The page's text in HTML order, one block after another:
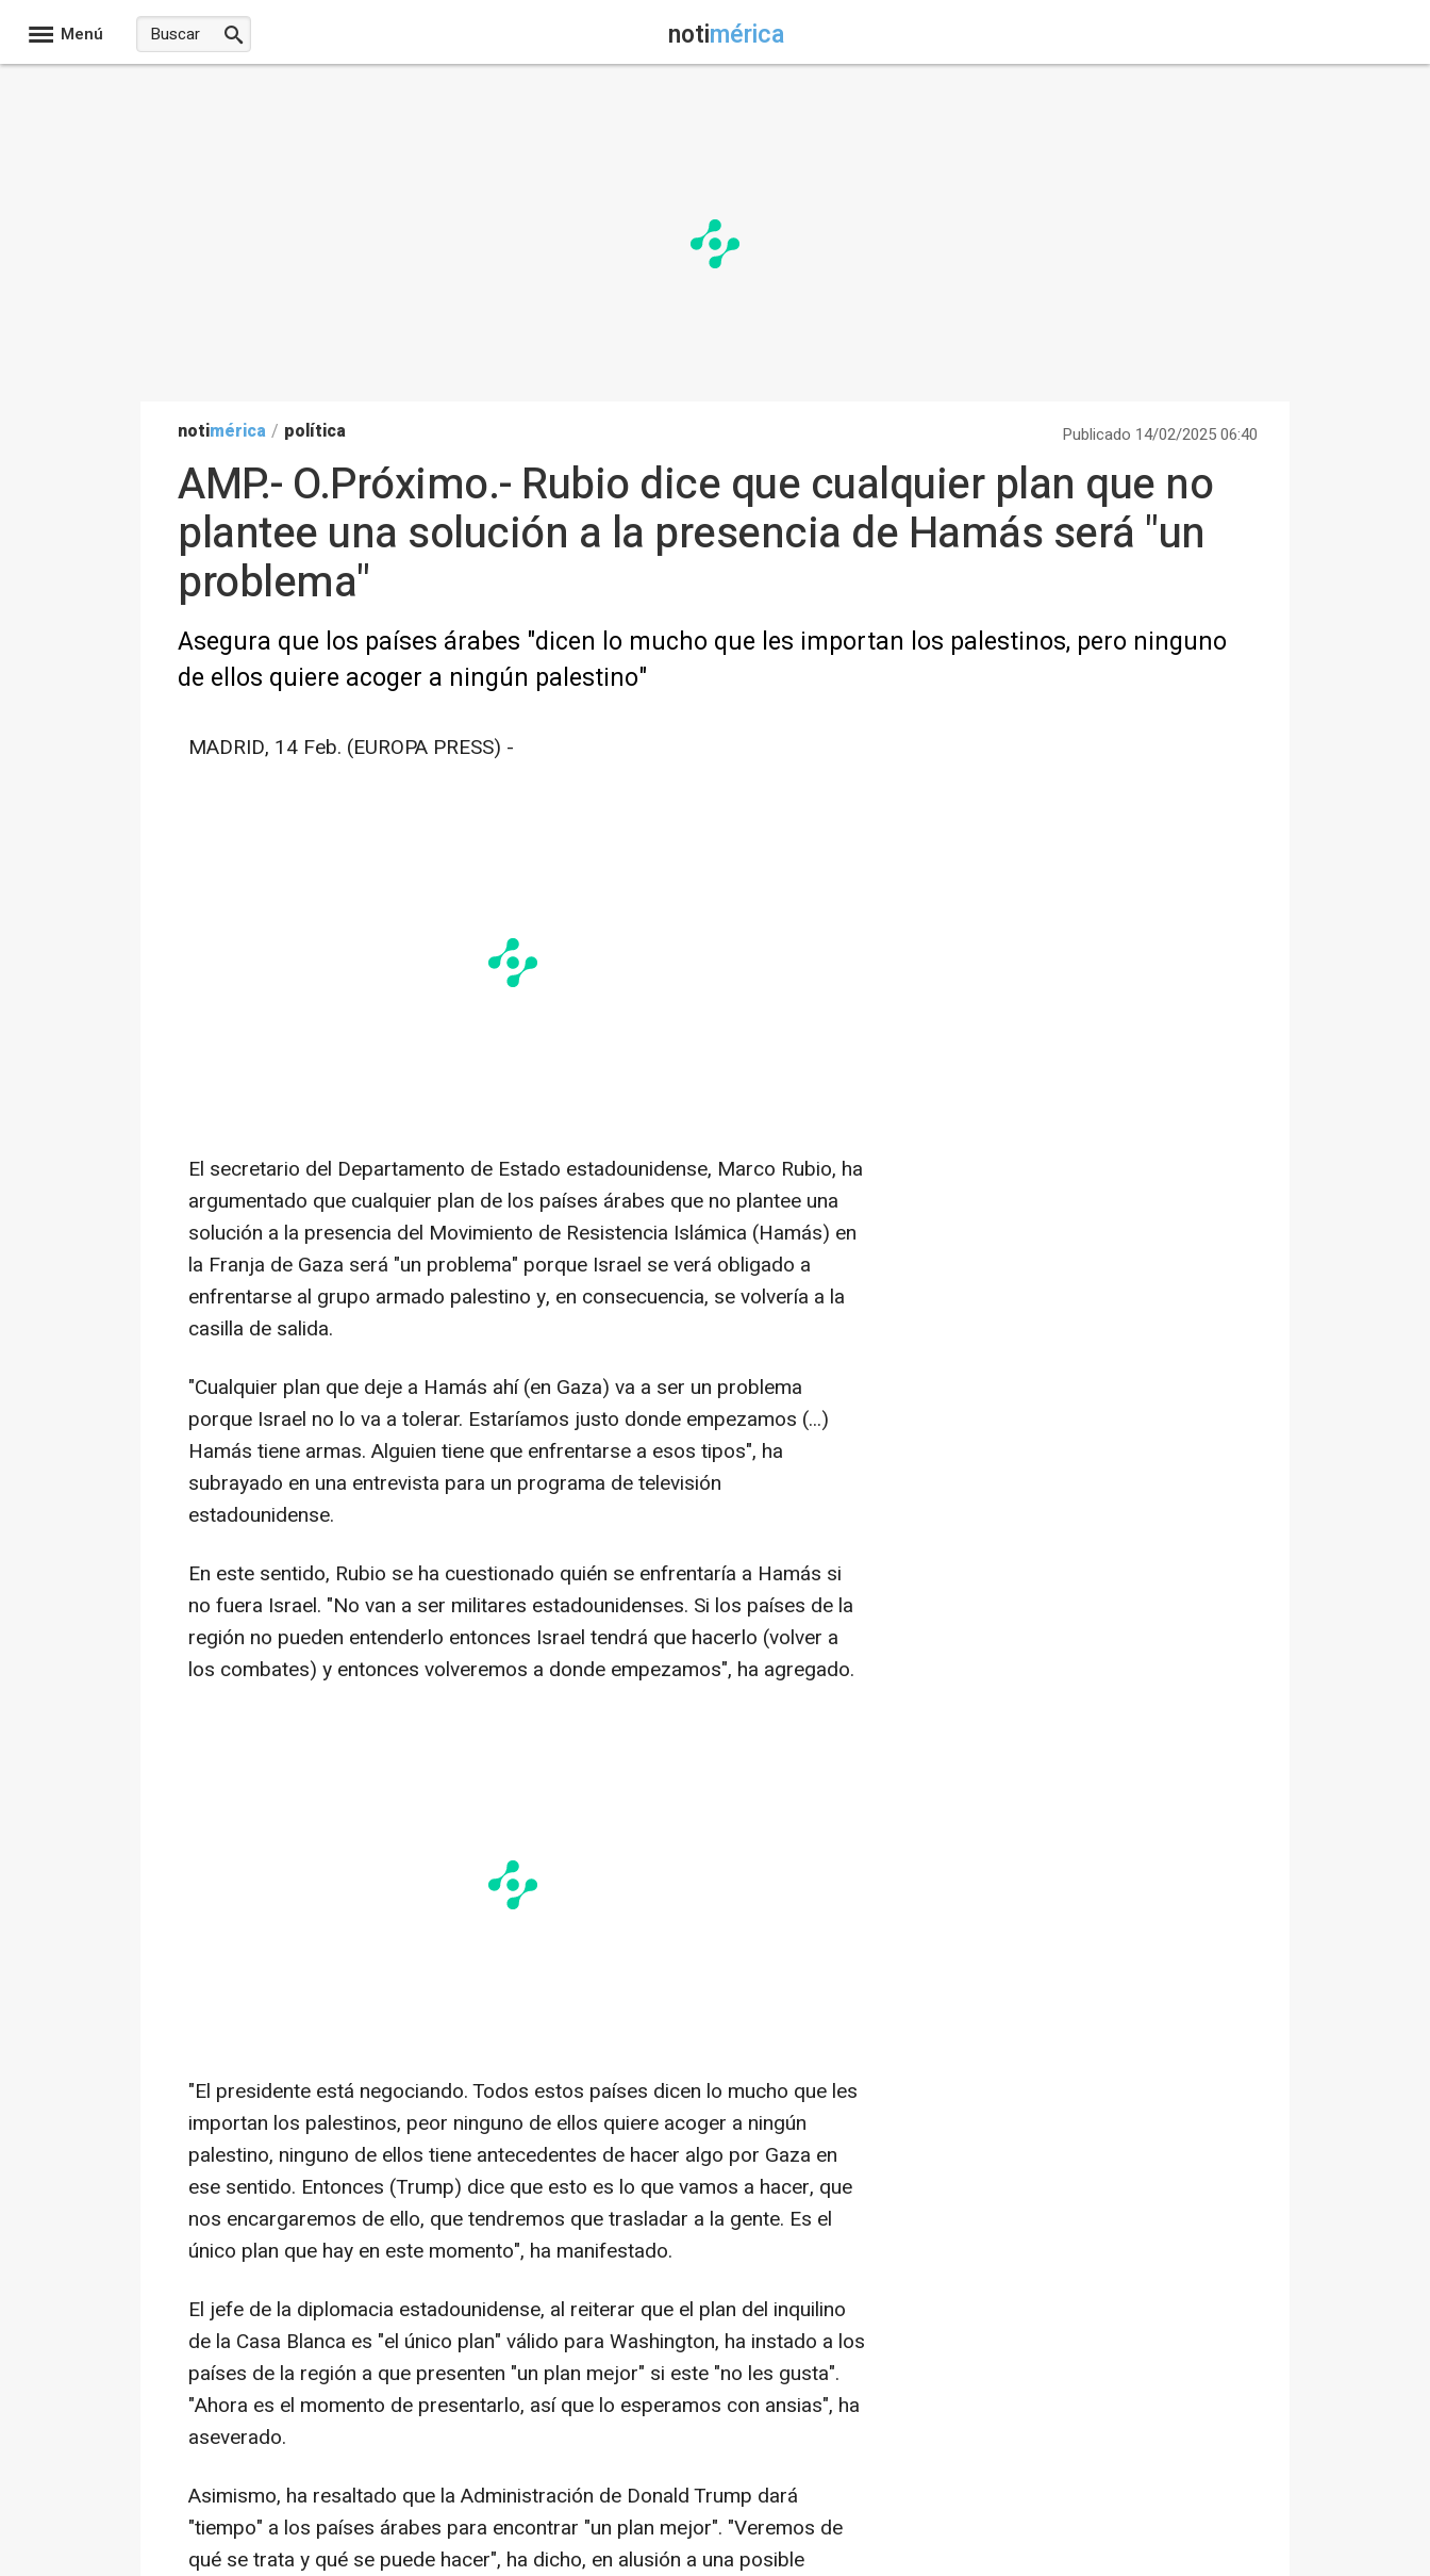
Menú notimérica
notimérica / política Publicado 14/02/2025 06:40
AMP.- O.Próximo.- Rubio dice que cualquier plan que no
plantee una solución a la presencia de Hamás será "un
problema"
Asegura que los países árabes "dicen lo mucho que les importan los palestinos, pero ninguno
de ellos quiere acoger a ningún palestino"
MADRID, 14 Feb. (EUROPA PRESS) -
El secretario del Departamento de Estado estadounidense, Marco Rubio, ha
argumentado que cualquier plan de los países árabes que no plantee una
solución a la presencia del Movimiento de Resistencia Islámica (Hamás) en
la Franja de Gaza será "un problema" porque Israel se verá obligado a
enfrentarse al grupo armado palestino y, en consecuencia, se volvería a la
casilla de salida.
"Cualquier plan que deje a Hamás ahí (en Gaza) va a ser un problema
porque Israel no lo va a tolerar. Estaríamos justo donde empezamos (...)
Hamás tiene armas. Alguien tiene que enfrentarse a esos tipos", ha
subrayado en una entrevista para un programa de televisión
estadounidense.
En este sentido, Rubio se ha cuestionado quién se enfrentaría a Hamás si
no fuera Israel. "No van a ser militares estadounidenses. Si los países de la
región no pueden entenderlo entonces Israel tendrá que hacerlo (volver a
los combates) y entonces volveremos a donde empezamos", ha agregado.
"El presidente está negociando. Todos estos países dicen lo mucho que les
importan los palestinos, peor ninguno de ellos quiere acoger a ningún
palestino, ninguno de ellos tiene antecedentes de hacer algo por Gaza en
ese sentido. Entonces (Trump) dice que esto es lo que vamos a hacer, que
nos encargaremos de ello, que tendremos que trasladar a la gente. Es el
único plan que hay en este momento", ha manifestado.
El jefe de la diplomacia estadounidense, al reiterar que el plan del inquilino
de la Casa Blanca es "el único plan" válido para Washington, ha instado a los
países de la región a que presenten "un plan mejor" si este "no les gusta".
"Ahora es el momento de presentarlo, así que lo esperamos con ansias", ha
aseverado.
Asimismo, ha resaltado que la Administración de Donald Trump dará
"tiempo" a los países árabes para encontrar "un plan mejor". "Veremos de
qué se trata y qué se puede hacer", ha dicho, en alusión a una posible